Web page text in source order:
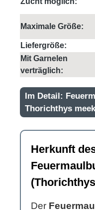
Maximale Größe:
Liefergröße:
Mit Garnelen
verträglich:
Im Detail:
Thorichthys
Herkunft
Der